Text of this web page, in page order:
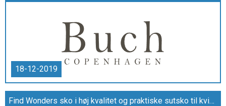
18-12-2019
Find Wonders sko i høj kvalitet og praktiske sutsko til kvinder hos Unik sko